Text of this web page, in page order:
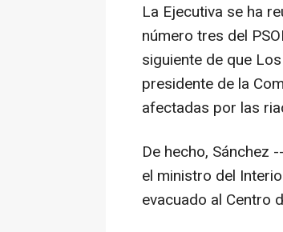
La Ejecutiva se ha
número tres del
siguiente de que
presidente de la
afectadas por las
De hecho, Sánchez
el ministro del
evacuado al Centro